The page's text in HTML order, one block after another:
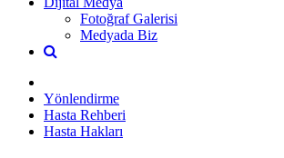
Fotoğraf Galerisi
Medyada Biz
Yönlendirme
Hasta Rehberi
Hasta Hakları